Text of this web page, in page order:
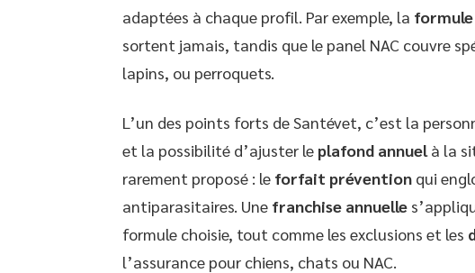
adaptées à chaque profil. Par exemple, la
sortent jamais, tandis que le panel NAC couvre
lapins, ou perroquets.
L’un des points forts de Santévet, c’est la
et la possibilité d’ajuster le plafond annuel à la
rarement proposé : le forfait prévention qui
antiparasitaires. Une franchise annuelle
formule choisie, tout comme les exclusions et les
l’assurance pour chiens, chats ou NAC.